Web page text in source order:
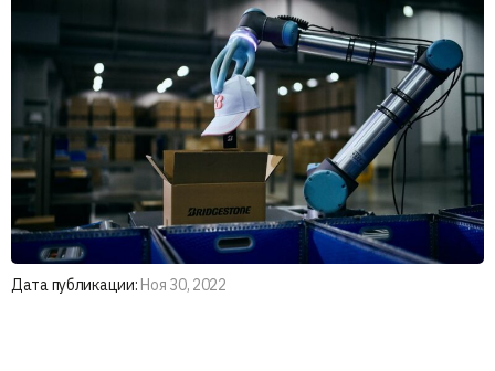
Дата публикации: Ноя 30, 2022